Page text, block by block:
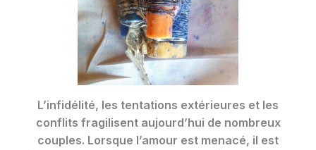
L’infidélité, les tentations extérieures et les
conflits fragilisent aujourd’hui de nombreux
couples. Lorsque l’amour est menacé, il est